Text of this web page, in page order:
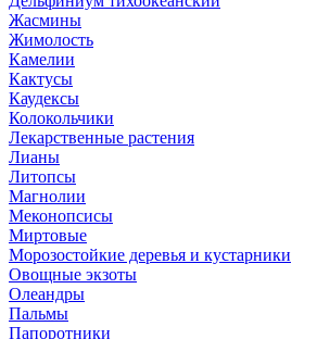
Жасмины
Жимолость
Камелии
Кактусы
Каудексы
Колокольчики
Лекарственные растения
Лианы
Литопсы
Магнолии
Меконопсисы
Миртовые
Морозостойкие деревья и кустарники
Овощные экзоты
Олеандры
Пальмы
Папоротники